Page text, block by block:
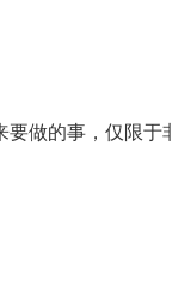
做的事，仅限于